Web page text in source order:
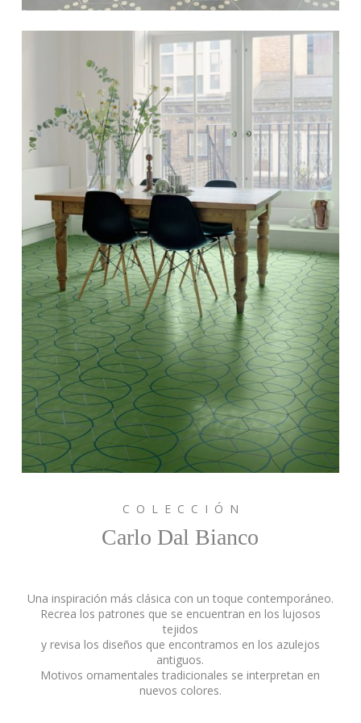
C O L E C C I Ó N
Carlo Dal Bianco
Una inspiración más clásica con un toque contemporáneo.
Recrea los patrones que se encuentran en los lujosos
tejidos
y revisa los diseños que encontramos en los azulejos
antiguos.
Motivos ornamentales tradicionales se interpretan en
nuevos colores.